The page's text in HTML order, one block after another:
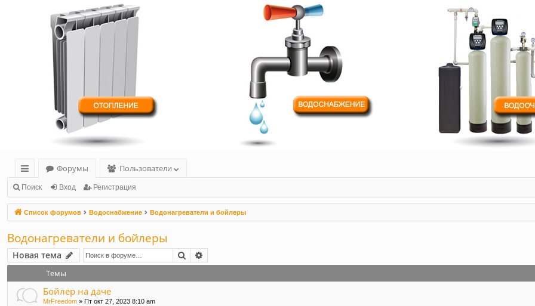
с
ы
лк
и
Форумы
Пользователи
Поиск Вход Регистрация
Список форумов Водоснабжение Водонагреватели и бойлеры
Водонагреватели и бойлеры
Новая тема Поиск
Темы
Бойлер на даче
MrFreedom » Пт окт 27, 2023 8:10 am